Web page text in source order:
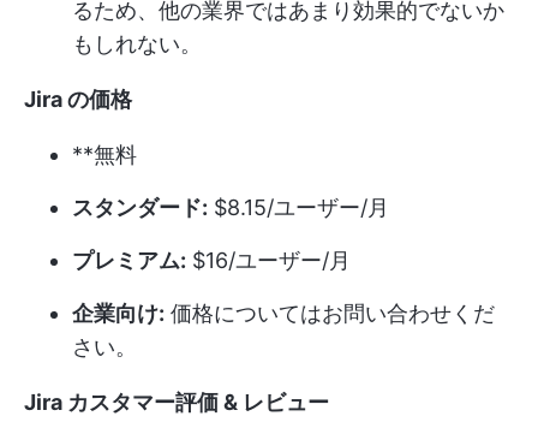
るため、他の業界ではあまり効果的でないか
もしれない。
Jira の価格
**無料
スタンダード: $8.15/ユーザー/月
プレミアム: $16/ユーザー/月
企業向け: 価格についてはお問い合わせくだ
さい。
Jira カスタマー評価 & レビュー